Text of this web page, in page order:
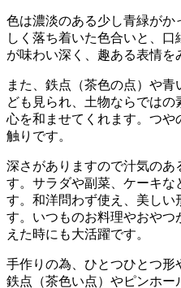
色は濃淡のある少し青緑が
しく落ち着いた色合いと、
が味わい深く、趣ある表情を
また、鉄点（茶色の点）や
ども見られ、土物ならではの
心を和ませてくれます。つ
触りです。
深さがありますので汁気のあ
す。サラダや副菜、ケーキ
す。和洋問わず使え、美しい
す。いつものお料理やおや
えた時にも大活躍です。
手作りの為、ひとつひとつ形
鉄点（茶色い点）やピンホ